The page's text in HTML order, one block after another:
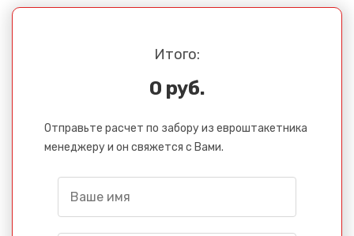
Итого:
0 руб.
Отправьте расчет по забору из евроштакетника
менеджеру и он свяжется с Вами.